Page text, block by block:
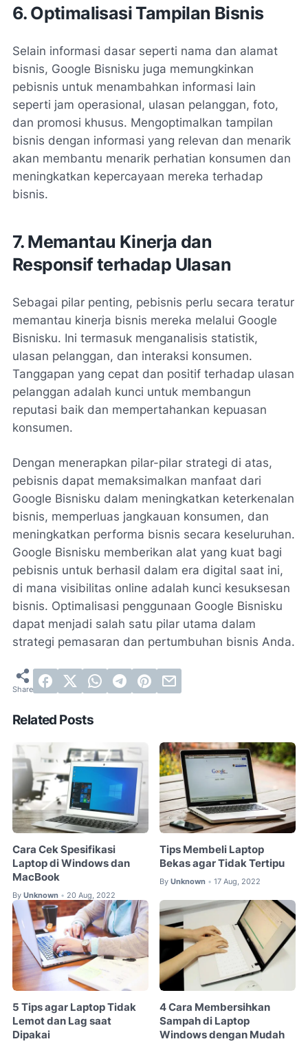
6. Optimalisasi Tampilan Bisnis
Selain informasi dasar seperti nama dan alamat
bisnis, Google Bisnisku juga memungkinkan
pebisnis untuk menambahkan informasi lain
seperti jam operasional, ulasan pelanggan, foto,
dan promosi khusus. Mengoptimalkan tampilan
bisnis dengan informasi yang relevan dan menarik
akan membantu menarik perhatian konsumen dan
meningkatkan kepercayaan mereka terhadap
bisnis.
7. Memantau Kinerja dan
Responsif terhadap Ulasan
Sebagai pilar penting, pebisnis perlu secara teratur
memantau kinerja bisnis mereka melalui Google
Bisnisku. Ini termasuk menganalisis statistik,
ulasan pelanggan, dan interaksi konsumen.
Tanggapan yang cepat dan positif terhadap ulasan
pelanggan adalah kunci untuk membangun
reputasi baik dan mempertahankan kepuasan
konsumen.
Dengan menerapkan pilar-pilar strategi di atas,
pebisnis dapat memaksimalkan manfaat dari
Google Bisnisku dalam meningkatkan keterkenalan
bisnis, memperluas jangkauan konsumen, dan
meningkatkan performa bisnis secara keseluruhan.
Google Bisnisku memberikan alat yang kuat bagi
pebisnis untuk berhasil dalam era digital saat ini,
di mana visibilitas online adalah kunci kesuksesan
bisnis. Optimalisasi penggunaan Google Bisnisku
dapat menjadi salah satu pilar utama dalam
strategi pemasaran dan pertumbuhan bisnis Anda.
Related Posts
Cara Cek Spesifikasi
Laptop di Windows dan
MacBook
By Unknown • 20 Aug, 2022
Tips Membeli Laptop
Bekas agar Tidak Tertipu
By Unknown • 17 Aug, 2022
5 Tips agar Laptop Tidak
Lemot dan Lag saat
Dipakai
4 Cara Membersihkan
Sampah di Laptop
Windows dengan Mudah